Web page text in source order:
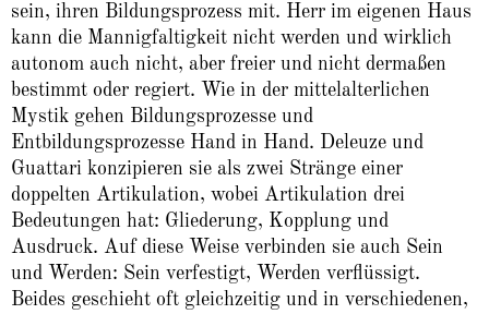
sein, ihren Bildungsprozess mit. Herr im eigenen Haus
kann die Mannigfaltigkeit nicht werden und wirklich
autonom auch nicht, aber freier und nicht dermaßen
bestimmt oder regiert. Wie in der mittelalterlichen
Mystik gehen Bildungsprozesse und
Entbildungsprozesse Hand in Hand. Deleuze und
Guattari konzipieren sie als zwei Stränge einer
doppelten Artikulation, wobei Artikulation drei
Bedeutungen hat: Gliederung, Kopplung und
Ausdruck. Auf diese Weise verbinden sie auch Sein
und Werden: Sein verfestigt, Werden verflüssigt.
Beides geschieht oft gleichzeitig und in verschiedenen,